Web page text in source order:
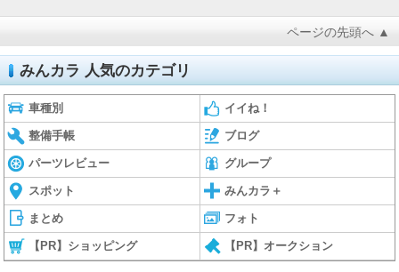
ページの先頭へ ▲
みんカラ 人気のカテゴリ
車種別 イイね！
整備手帳 ブログ
パーツレビュー グループ
スポット みんカラ＋
まとめ フォト
【PR】ショッピング 【PR】オークション